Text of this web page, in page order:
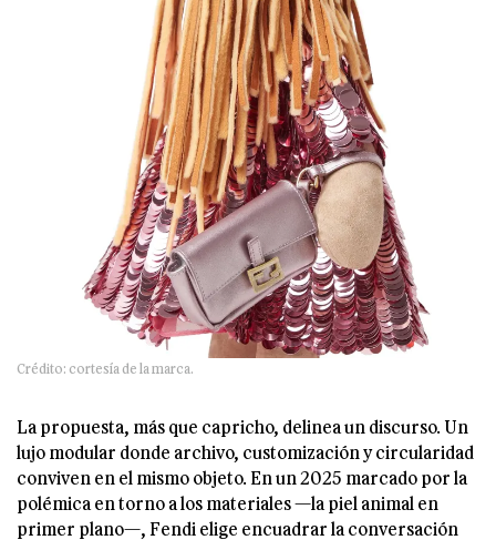
Crédito: cortesía de la marca.
La propuesta, más que capricho, delinea un discurso. Un
lujo modular donde archivo, customización y circularidad
conviven en el mismo objeto. En un 2025 marcado por la
polémica en torno a los materiales —la piel animal en
primer plano—, Fendi elige encuadrar la conversación